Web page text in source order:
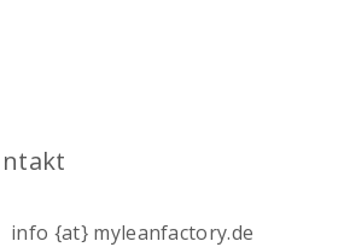
info {at} myleanfactory.de